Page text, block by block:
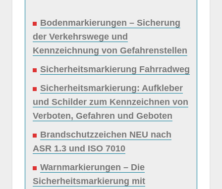
Bodenmarkierungen – Sicherung
der Verkehrswege und
Kennzeichnung von Gefahrenstellen
Sicherheitsmarkierung Fahrradweg
Sicherheitsmarkierung: Aufkleber
und Schilder zum Kennzeichnen von
Verboten, Gefahren und Geboten
Brandschutzzeichen NEU nach
ASR 1.3 und ISO 7010
Warnmarkierungen – Die
Sicherheitsmarkierung mit